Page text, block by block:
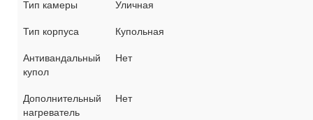
Тип камеры
Уличная
Тип корпуса
Купольная
Антивандальный
купол
Нет
Дополнительный
нагреватель
Нет